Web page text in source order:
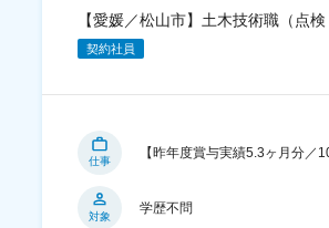
【愛媛／松山市】土木技術職（点
契約社員
仕事
【昨年度賞与実績5.3ヶ月分
対象
学歴不問